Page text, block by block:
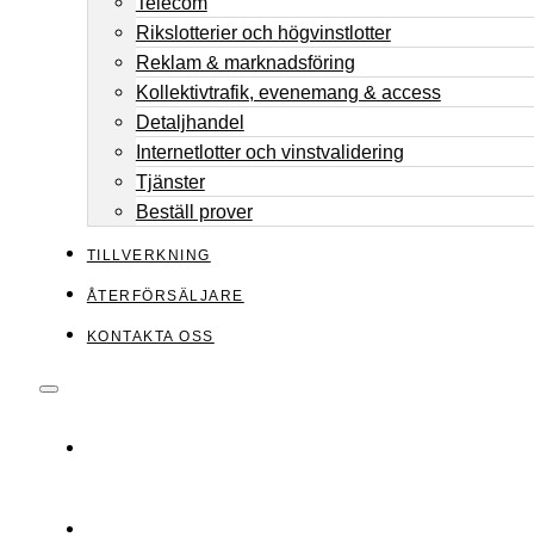
Rikslotterier och högvinstlotter
Reklam & marknadsföring
Kollektivtrafik, evenemang & access
Detaljhandel
Internetlotter och vinstvalidering
Tjänster
Beställ prover
TILLVERKNING
ÅTERFÖRSÄLJARE
KONTAKTA OSS